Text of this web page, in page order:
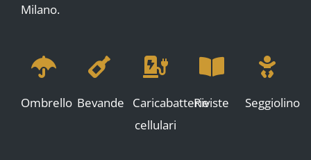
Milano.
Ombrello Bevande
Caricabatterie
cellulari
Riviste Seggiolino